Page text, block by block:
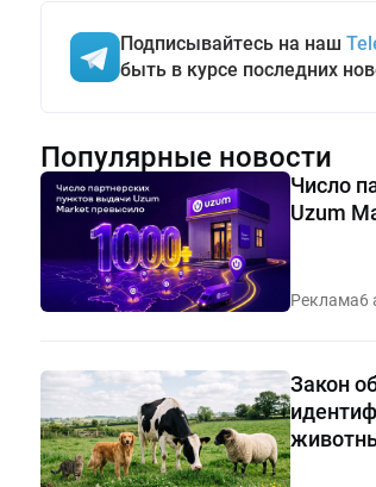
Подписывайтесь на наш
быть в курсе последних
Популярные новости
Число
Uzum
Реклама6
Закон